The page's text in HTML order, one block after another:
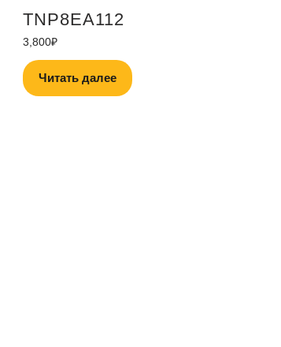
TNP8EA112
3,800₽
Читать далее